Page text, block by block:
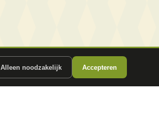
Alleen noodzakelijk Accepteren